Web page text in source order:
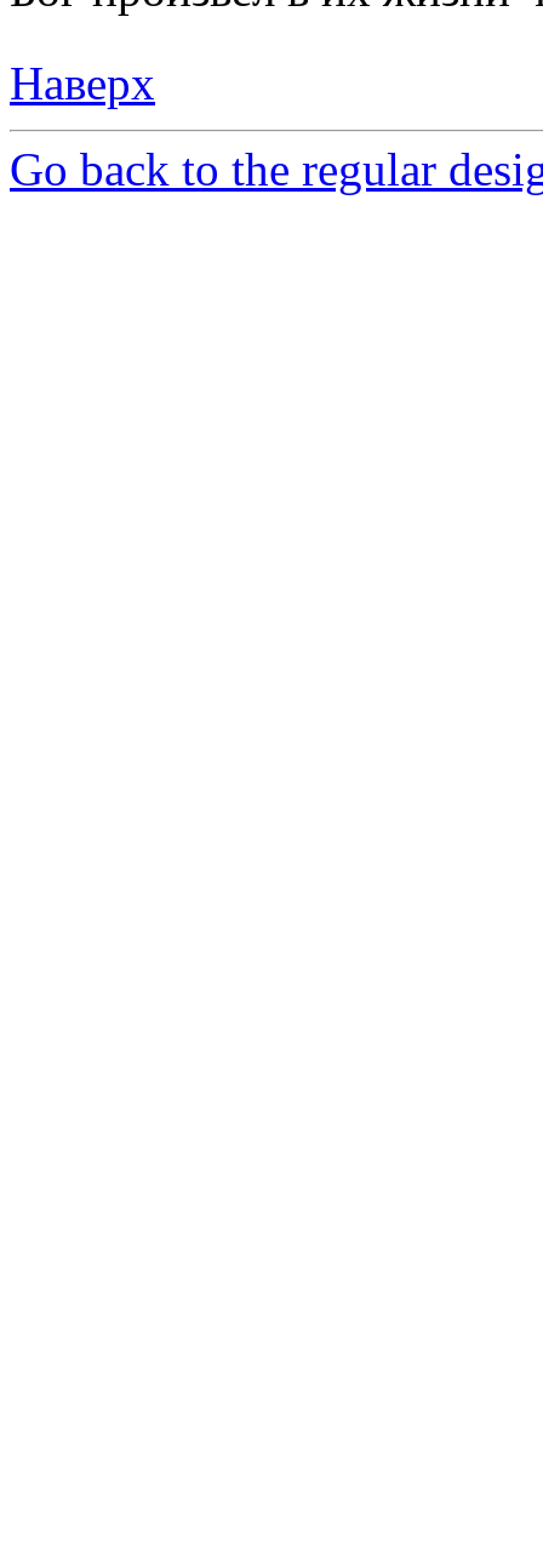
Наверх
Go back to the regular